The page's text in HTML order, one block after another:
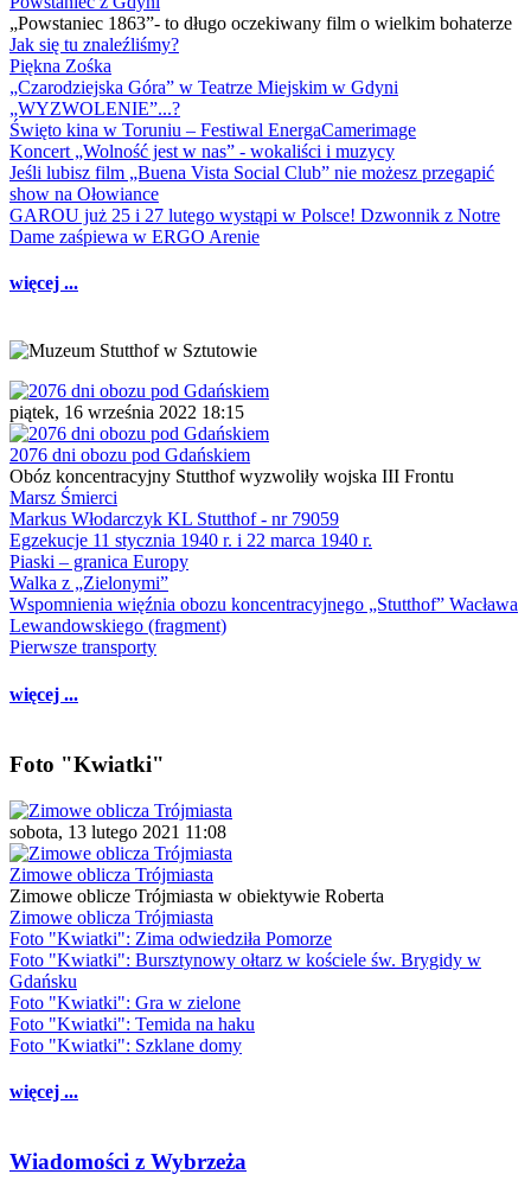
„Powstaniec 1863”- to długo oczekiwany film o wielkim bohaterze
Jak się tu znaleźliśmy?
Piękna Zośka
„Czarodziejska Góra” w Teatrze Miejskim w Gdyni
„WYZWOLENIE”...?
Święto kina w Toruniu – Festiwal EnergaCamerimage
Koncert „Wolność jest w nas” - wokaliści i muzycy
Jeśli lubisz film „Buena Vista Social Club” nie możesz przegapić
show na Ołowiance
GAROU już 25 i 27 lutego wystąpi w Polsce! Dzwonnik z Notre
Dame zaśpiewa w ERGO Arenie
więcej ...
piątek, 16 września 2022 18:15
2076 dni obozu pod Gdańskiem
Obóz koncentracyjny Stutthof wyzwoliły wojska III Frontu
Marsz Śmierci
Markus Włodarczyk KL Stutthof - nr 79059
Egzekucje 11 stycznia 1940 r. i 22 marca 1940 r.
Piaski – granica Europy
Walka z „Zielonymi”
Wspomnienia więźnia obozu koncentracyjnego „Stutthof” Wacława
Lewandowskiego (fragment)
Pierwsze transporty
więcej ...
Foto "Kwiatki"
sobota, 13 lutego 2021 11:08
Zimowe oblicza Trójmiasta
Zimowe oblicze Trójmiasta w obiektywie Roberta
Zimowe oblicza Trójmiasta
Foto "Kwiatki": Zima odwiedziła Pomorze
Foto "Kwiatki": Bursztynowy ołtarz w kościele św. Brygidy w
Gdańsku
Foto "Kwiatki": Gra w zielone
Foto "Kwiatki": Temida na haku
Foto "Kwiatki": Szklane domy
więcej ...
Wiadomości z Wybrzeża